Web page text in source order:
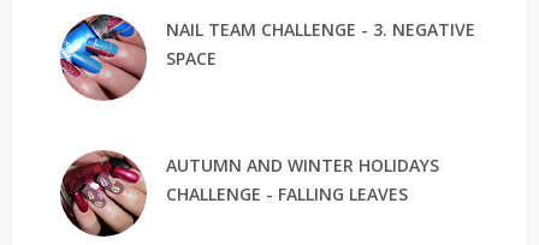
NAIL TEAM CHALLENGE - 3. NEGATIVE
SPACE
AUTUMN AND WINTER HOLIDAYS
CHALLENGE - FALLING LEAVES